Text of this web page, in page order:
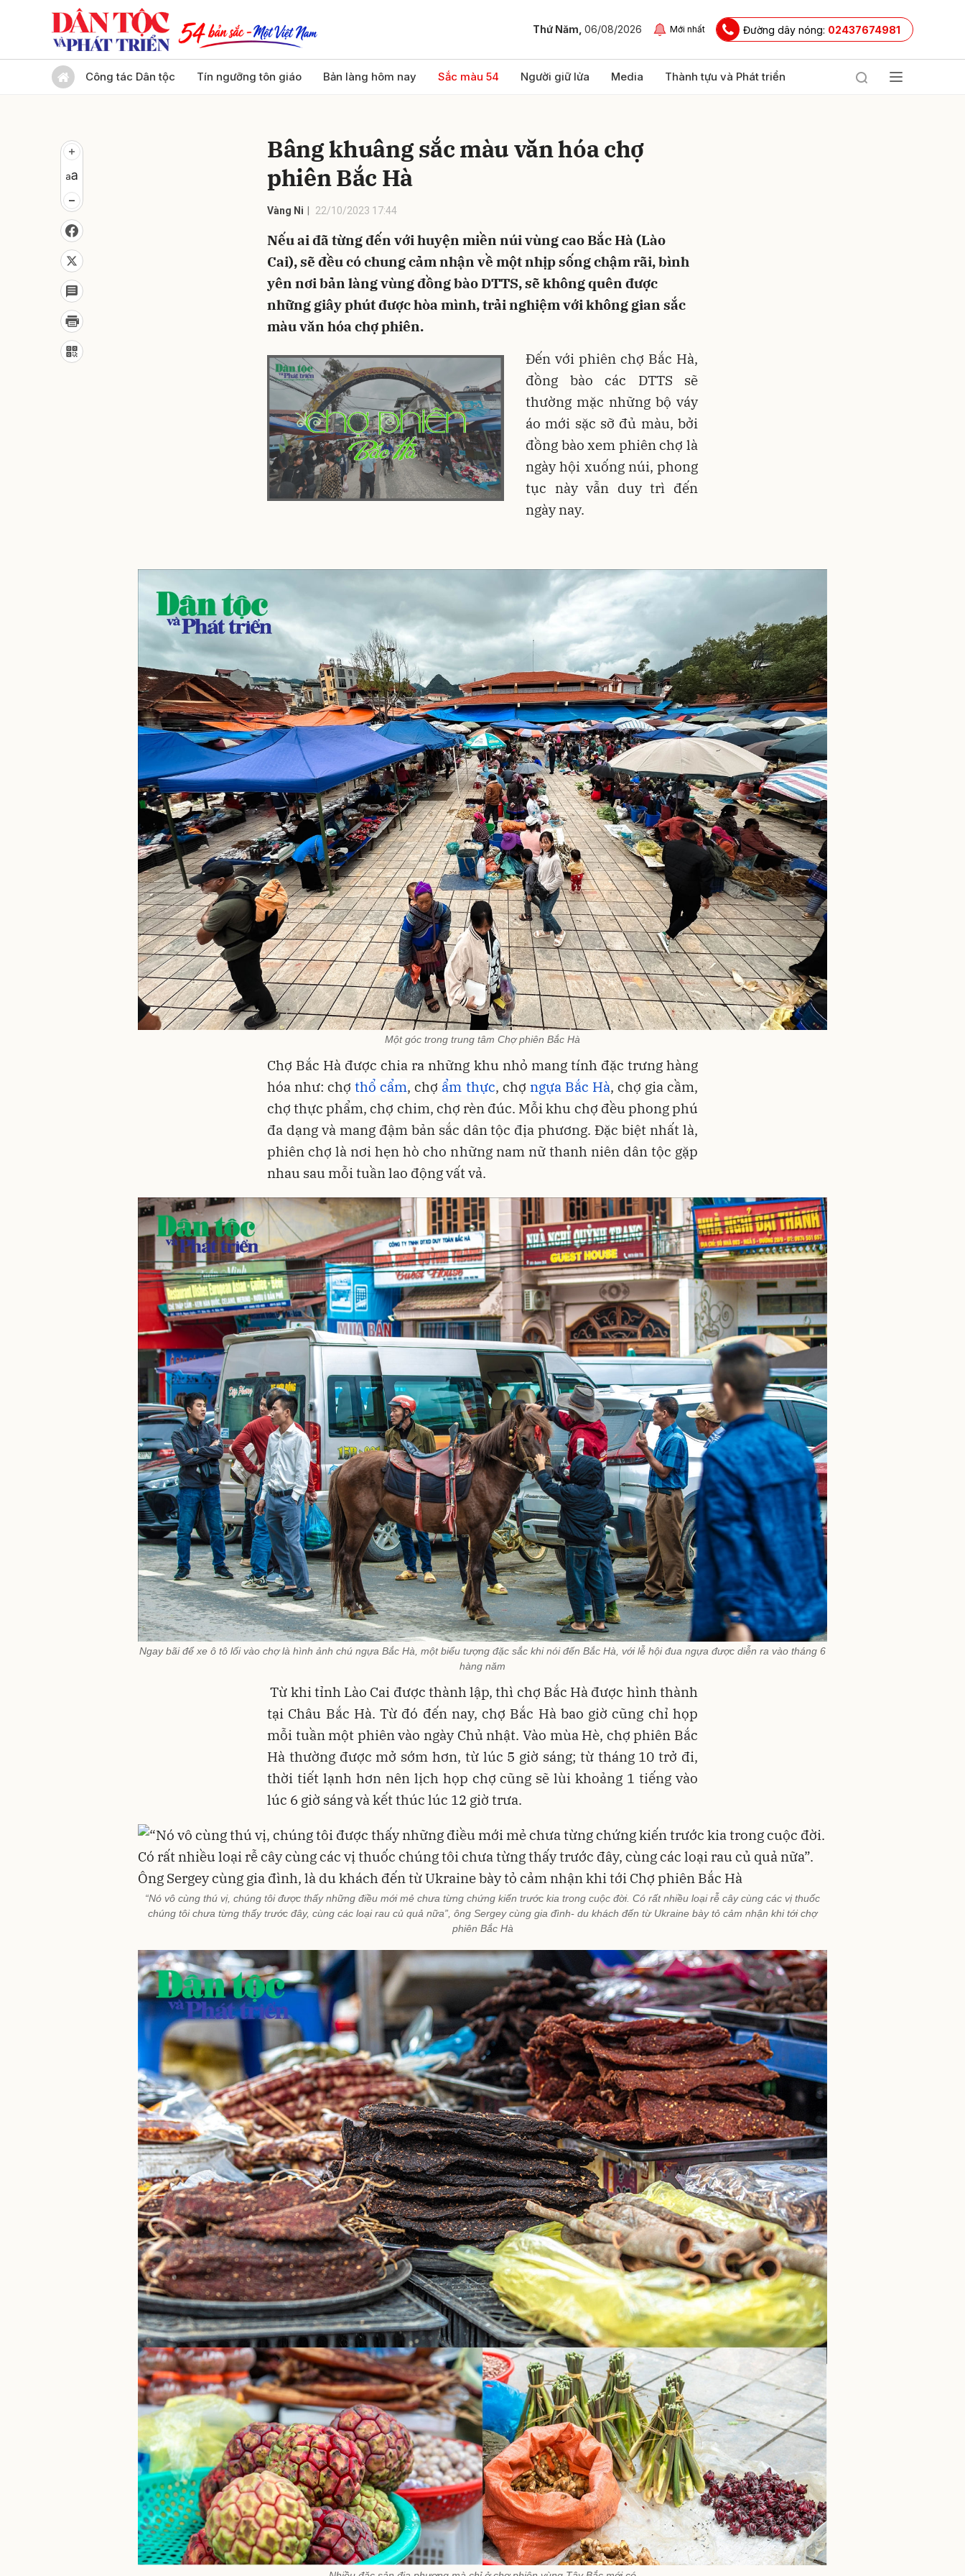
Thứ Năm, 06/08/2026 Mới nhất Đường dây nóng: 02437674981
Công tác Dân tộc Tín ngưỡng tôn giáo Bản làng hôm nay Sắc màu 54 Người giữ lửa Media Thành tựu và Phát triển
Bâng khuâng sắc màu văn hóa chợ
phiên Bắc Hà
Vàng Ni 22/10/2023 17:44
Nếu ai đã từng đến với huyện miền núi vùng cao Bắc Hà (Lào
Cai), sẽ đều có chung cảm nhận về một nhịp sống chậm rãi, bình
yên nơi bản làng vùng đồng bào DTTS, sẽ không quên được
những giây phút được hòa mình, trải nghiệm với không gian sắc
màu văn hóa chợ phiên.
Đến với phiên chợ Bắc Hà,
đồng bào các DTTS sẽ
thường mặc những bộ váy
áo mới sặc sỡ đủ màu, bởi
đồng bào xem phiên chợ là
ngày hội xuống núi, phong
tục này vẫn duy trì đến
ngày nay.
Một góc trong trung tâm Chợ phiên Bắc Hà
Chợ Bắc Hà được chia ra những khu nhỏ mang tính đặc trưng hàng
hóa như: chợthổ cẩm, chợ ẩm thực, chợ ngựa Bắc Hà, chợ gia cầm,
chợ thực phẩm, chợ chim, chợ rèn đúc. Mỗi khu chợ đều phong phú
đa dạng và mang đậm bản sắc dân tộc địa phương. Đặc biệt nhất là,
phiên chợ là nơi hẹn hò cho những nam nữ thanh niên dân tộc gặp
nhau sau mỗi tuần lao động vất vả.
Ngay bãi để xe ô tô lối vào chợ là hình ảnh chú ngựa Bắc Hà, một biểu tượng đặc sắc khi nói đến Bắc Hà, với lễ hội đua ngựa được diễn ra vào tháng 6
hàng năm
Từ khi tỉnh Lào Cai được thành lập, thì chợ Bắc Hà được hình thành
tại Châu Bắc Hà. Từ đó đến nay, chợ Bắc Hà bao giờ cũng chỉ họp
mỗi tuần một phiên vào ngày Chủ nhật. Vào mùa Hè, chợ phiên Bắc
Hà thường được mở sớm hơn, từ lúc 5 giờ sáng; từ tháng 10 trở đi,
thời tiết lạnh hơn nên lịch họp chợ cũng sẽ lùi khoảng 1 tiếng vào
lúc 6 giờ sáng và kết thúc lúc 12 giờ trưa.
“Nó vô cùng thú vị, chúng tôi được thấy những điều mới mẻ chưa từng chứng kiến trước kia trong cuộc đời. Có rất nhiều loại rễ cây cùng các vị thuốc
chúng tôi chưa từng thấy trước đây, cùng các loại rau củ quả nữa”, ông Sergey cùng gia đình- du khách đến từ Ukraine bày tỏ cảm nhận khi tới chợ
phiên Bắc Hà
Gửi bình luận
Hủy Gửi